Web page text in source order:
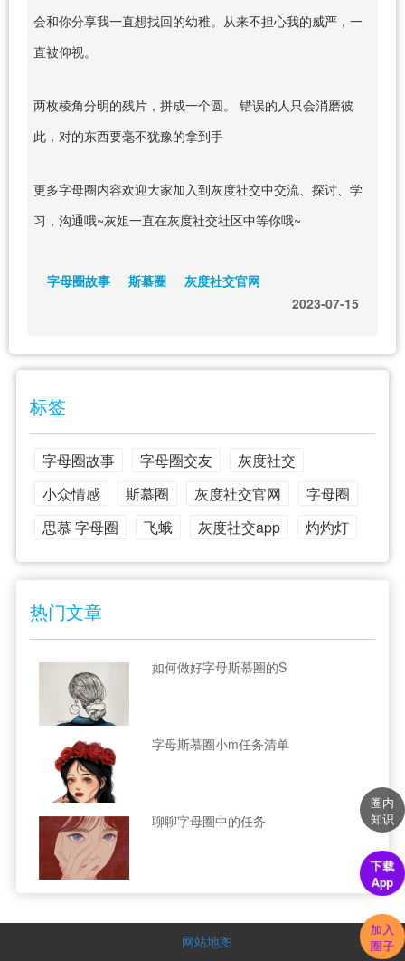
会和你分享我一直想找回的幼稚。从来不担心我的威严，一
直被仰视。
两枚棱角分明的残片，拼成一个圆。 错误的人只会消磨彼
此，对的东西要毫不犹豫的拿到手
更多字母圈内容欢迎大家加入到灰度社交中交流、探讨、学
习，沟通哦~灰姐一直在灰度社交社区中等你哦~
字母圈故事 斯慕圈
灰度社交官网
2023-07-15
标签
字母圈故事 字母圈交友
灰度社交
小众情感
斯慕圈 灰度社交官网
字母圈
思慕 字母圈
飞蛾 灰度社交app 灼灼灯
热门文章
如何做好字母斯慕圈的S
字母斯慕圈小m任务清单
聊聊字母圈中的任务
网站地图
圈内
知识
下载
App
加入
圈子